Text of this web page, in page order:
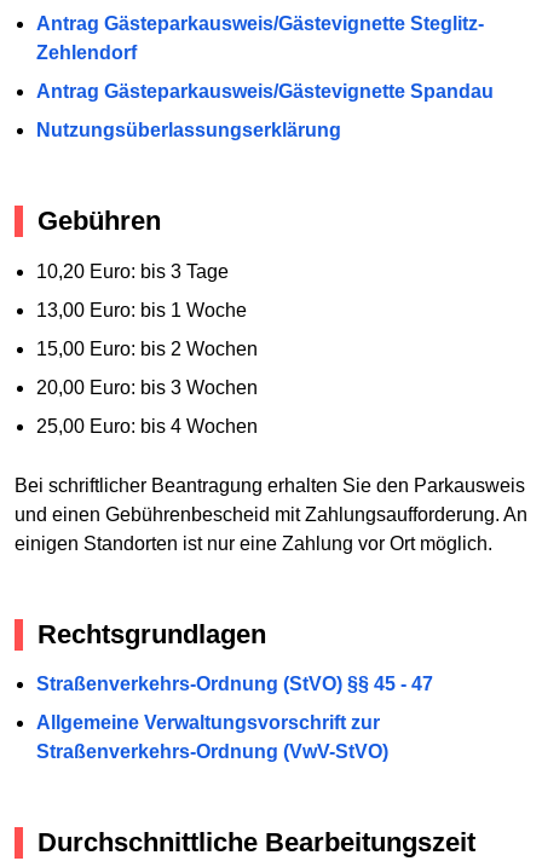
Antrag Gästeparkausweis/Gästevignette Steglitz-
Zehlendorf
Antrag Gästeparkausweis/Gästevignette Spandau
Nutzungsüberlassungserklärung
Gebühren
10,20 Euro: bis 3 Tage
13,00 Euro: bis 1 Woche
15,00 Euro: bis 2 Wochen
20,00 Euro: bis 3 Wochen
25,00 Euro: bis 4 Wochen
Bei schriftlicher Beantragung erhalten Sie den Parkausweis
und einen Gebührenbescheid mit Zahlungsaufforderung. An
einigen Standorten ist nur eine Zahlung vor Ort möglich.
Rechtsgrundlagen
Straßenverkehrs-Ordnung (StVO) §§ 45 - 47
Allgemeine Verwaltungsvorschrift zur
Straßenverkehrs-Ordnung (VwV-StVO)
Durchschnittliche Bearbeitungszeit